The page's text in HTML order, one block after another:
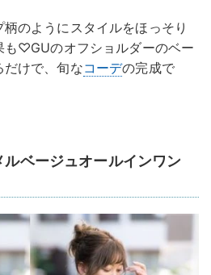
のようにスタイルをほっそり
も♡GUのオフショルダーのベー
だけで、旬なコーデの完成で
ルベージュオールインワン